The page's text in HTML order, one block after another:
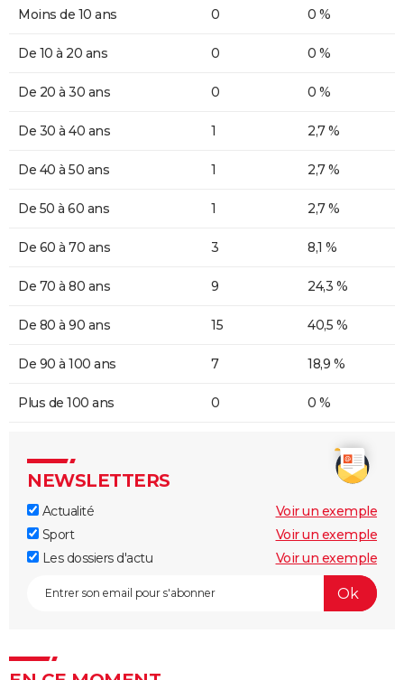
Moins de 10 ans 0 0 %
De 10 à 20 ans 0 0 %
De 20 à 30 ans 0 0 %
De 30 à 40 ans 1 2,7 %
De 40 à 50 ans 1 2,7 %
De 50 à 60 ans 1 2,7 %
De 60 à 70 ans 3 8,1 %
De 70 à 80 ans 9 24,3 %
De 80 à 90 ans 15 40,5 %
De 90 à 100 ans 7 18,9 %
Plus de 100 ans 0 0 %
NEWSLETTERS
Actualité
Voir un exemple
Sport
Voir un exemple
Les dossiers d'actu
Voir un exemple